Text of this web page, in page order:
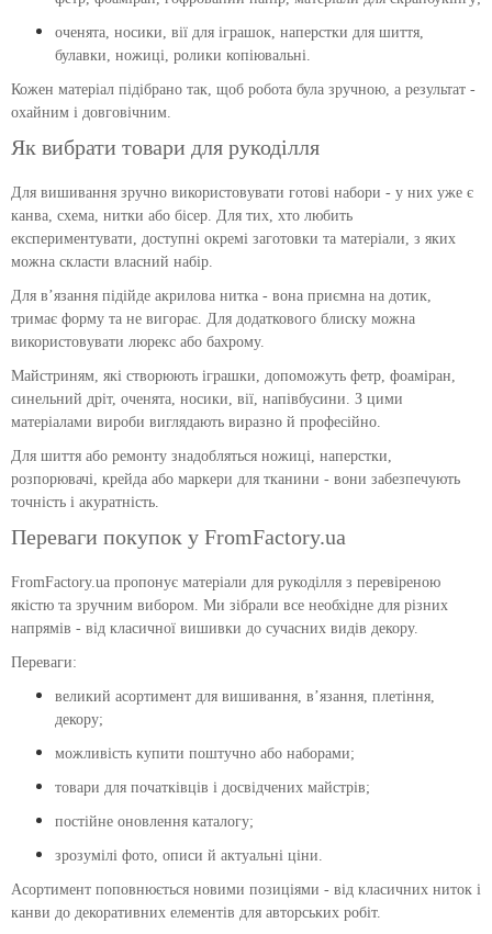
оченята, носики, вії для іграшок, наперстки для шиття,
булавки, ножиці, ролики копіювальні.
Кожен матеріал підібрано так, щоб робота була зручною, а результат -
охайним і довговічним.
Як вибрати товари для рукоділля
Для вишивання зручно використовувати готові набори - у них уже є
канва, схема, нитки або бісер. Для тих, хто любить
експериментувати, доступні окремі заготовки та матеріали, з яких
можна скласти власний набір.
Для в’язання підійде акрилова нитка - вона приємна на дотик,
тримає форму та не вигорає. Для додаткового блиску можна
використовувати люрекс або бахрому.
Майстриням, які створюють іграшки, допоможуть фетр, фоаміран,
синельний дріт, оченята, носики, вії, напівбусини. З цими
матеріалами вироби виглядають виразно й професійно.
Для шиття або ремонту знадобляться ножиці, наперстки,
розпорювачі, крейда або маркери для тканини - вони забезпечують
точність і акуратність.
Переваги покупок у FromFactory.ua
FromFactory.ua пропонує матеріали для рукоділля з перевіреною
якістю та зручним вибором. Ми зібрали все необхідне для різних
напрямів - від класичної вишивки до сучасних видів декору.
Переваги:
великий асортимент для вишивання, в’язання, плетіння,
декору;
можливість купити поштучно або наборами;
товари для початківців і досвідчених майстрів;
постійне оновлення каталогу;
зрозумілі фото, описи й актуальні ціни.
Асортимент поповнюється новими позиціями - від класичних ниток і
канви до декоративних елементів для авторських робіт.